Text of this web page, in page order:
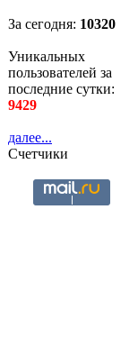
За сегодня: 10320
Уникальных
пользователей за
последние сутки:
9429
далее...
Счетчики